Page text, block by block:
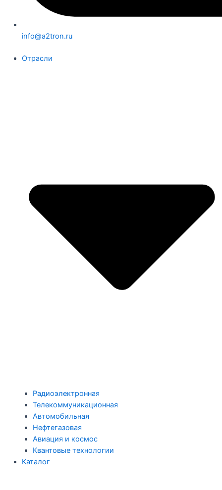
info@a2tron.ru
Отрасли
Радиоэлектронная
Телекоммуникационная
Автомобильная
Нефтегазовая
Авиация и космос
Квантовые технологии
Каталог